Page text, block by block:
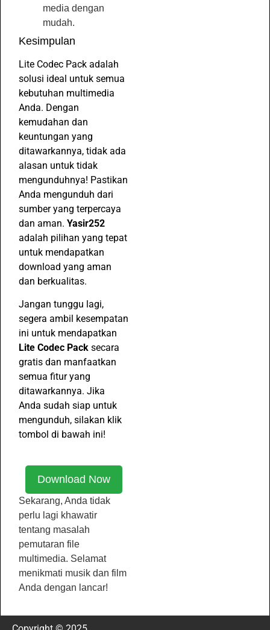
media dengan
mudah.
Kesimpulan
Lite Codec Pack adalah
solusi ideal untuk semua
kebutuhan multimedia
Anda. Dengan
kemudahan dan
keuntungan yang
ditawarkannya, tidak ada
alasan untuk tidak
mengunduhnya! Pastikan
Anda mengunduh dari
sumber yang terpercaya
dan aman. Yasir252
adalah pilihan yang tepat
untuk mendapatkan
download yang aman
dan berkualitas.
Jangan tunggu lagi,
segera ambil kesempatan
ini untuk mendapatkan
Lite Codec Pack secara
gratis dan manfaatkan
semua fitur yang
ditawarkannya. Jika
Anda sudah siap untuk
mengunduh, silakan klik
tombol di bawah ini!
Download Now
Sekarang, Anda tidak
perlu lagi khawatir
tentang masalah
pemutaran file
multimedia. Selamat
menikmati musik dan film
Anda dengan lancar!